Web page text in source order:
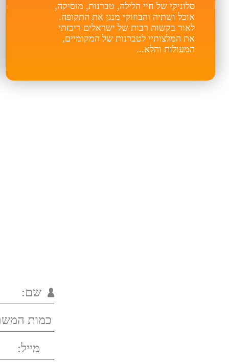
סלוניקי של חיי הלילה, טברנות, מוסיקה,
אוכל ושתיה והבוזוקי מנגן את התקופה.
לאור בקשות רבות של ישראלים ריכזתי
את המלצותיי לטברנות של המקומיים,
המעולות והלא...